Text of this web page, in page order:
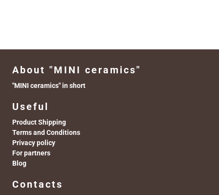
About "MINI ceramics"
"MINI ceramics" in short
Useful
Product Shipping
Terms and Conditions
Privacy policy
For partners
Blog
Contacts